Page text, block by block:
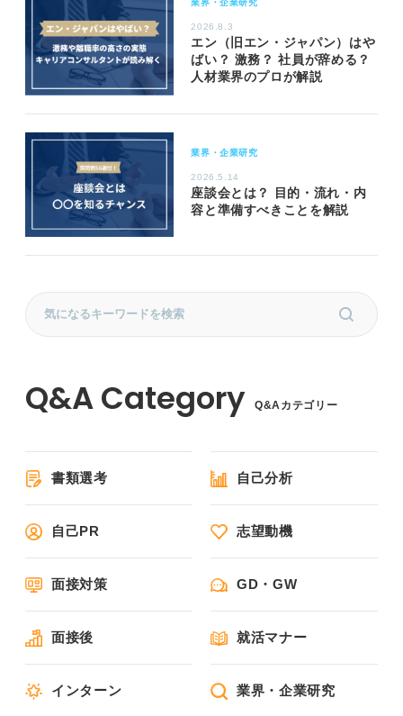
業界・企業研究
2026.8.3
エン（旧エン・ジャパン）はや
ばい？ 激務？ 社員が辞める？
人材業界のプロが解説
業界・企業研究
2026.5.14
座談会とは？ 目的・流れ・内
容と準備すべきことを解説
Q&Aカテゴリー
書類選考 自己分析
自己PR 志望動機
面接対策 GD・GW
面接後 就活マナー
インターン 業界・企業研究